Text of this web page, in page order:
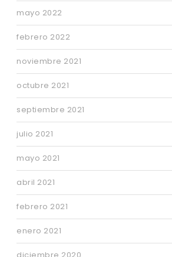
mayo 2022
febrero 2022
noviembre 2021
octubre 2021
septiembre 2021
julio 2021
mayo 2021
abril 2021
febrero 2021
enero 2021